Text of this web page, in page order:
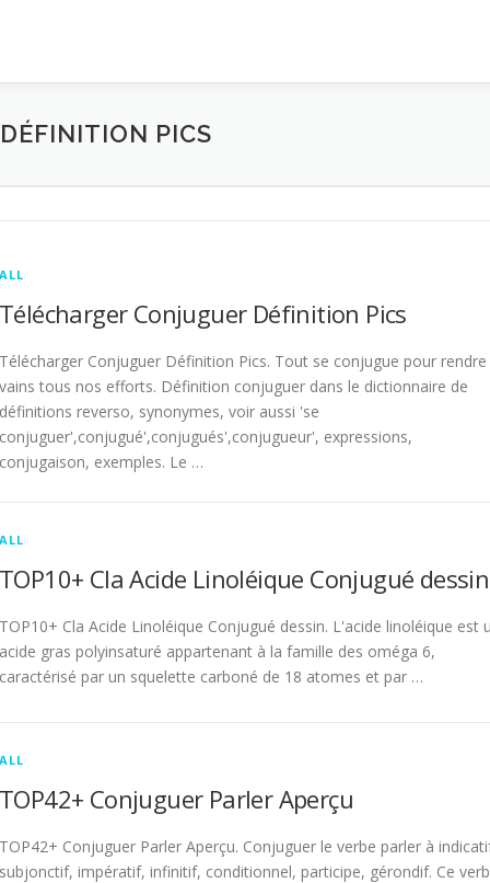
PICS
ALL
Télécharger Conjuguer Définition Pics
Télécharger Conjuguer Définition Pics. Tout se conjugue pour rendre
vains tous nos efforts. Définition conjuguer dans le dictionnaire de
définitions reverso, synonymes, voir aussi 'se
conjuguer',conjugué',conjugués',conjugueur', expressions,
conjugaison, exemples. Le …
ALL
TOP10+ Cla Acide Linoléique Conjugué dessin
TOP10+ Cla Acide Linoléique Conjugué dessin. L'acide linoléique est
acide gras polyinsaturé appartenant à la famille des oméga 6,
caractérisé par un squelette carboné de 18 atomes et par …
ALL
TOP42+ Conjuguer Parler Aperçu
TOP42+ Conjuguer Parler Aperçu. Conjuguer le verbe parler à
subjonctif, impératif, infinitif, conditionnel, participe, gérondif. Ce